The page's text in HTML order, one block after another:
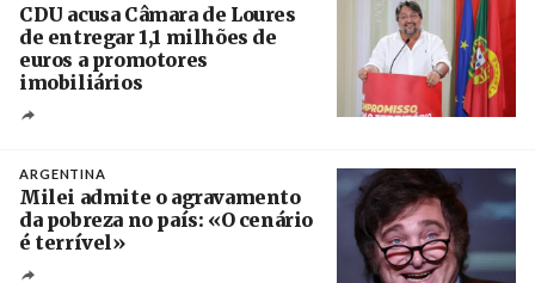
CDU acusa Câmara de Loures
de entregar 1,1 milhões de
euros a promotores
imobiliários
ARGENTINA
Milei admite o agravamento
da pobreza no país: «O cenário
é terrível»